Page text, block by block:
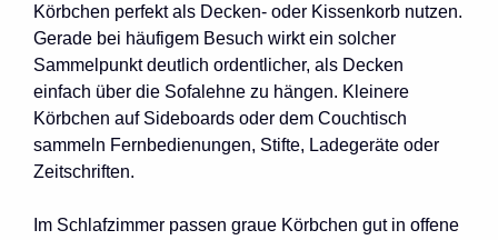
Körbchen perfekt als Decken- oder Kissenkorb nutzen.
Gerade bei häufigem Besuch wirkt ein solcher
Sammelpunkt deutlich ordentlicher, als Decken
einfach über die Sofalehne zu hängen. Kleinere
Körbchen auf Sideboards oder dem Couchtisch
sammeln Fernbedienungen, Stifte, Ladegeräte oder
Zeitschriften.
Im Schlafzimmer passen graue Körbchen gut in offene